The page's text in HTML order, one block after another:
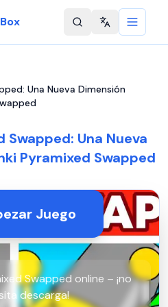
Change
Una Nueva Dimensión
Swapped: Una Nueva
Pyramixed Swapped
Juego
Swapped online – ¡no
descarga!